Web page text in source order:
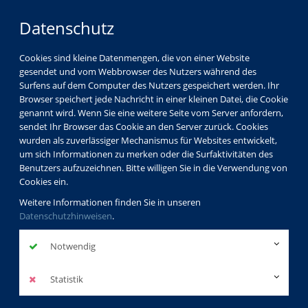
Datenschutz
Cookies sind kleine Datenmengen, die von einer Website
gesendet und vom Webbrowser des Nutzers während des
Surfens auf dem Computer des Nutzers gespeichert werden. Ihr
Browser speichert jede Nachricht in einer kleinen Datei, die Cookie
genannt wird. Wenn Sie eine weitere Seite vom Server anfordern,
sendet Ihr Browser das Cookie an den Server zurück. Cookies
wurden als zuverlässiger Mechanismus für Websites entwickelt,
um sich Informationen zu merken oder die Surfaktivitäten des
Benutzers aufzuzeichnen. Bitte willigen Sie in die Verwendung von
Cookies ein.
Weitere Informationen finden Sie in unseren
Datenschutzhinweisen.
Notwendig
Statistik